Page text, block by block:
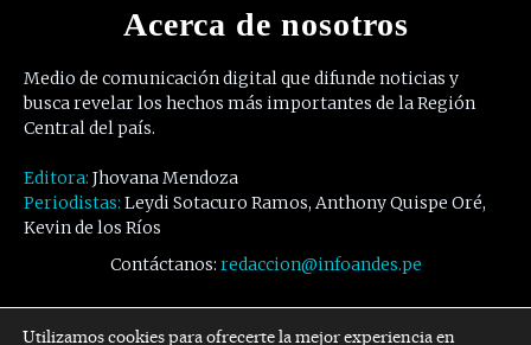
Acerca de nosotros
Medio de comunicación digital que difunde noticias y
busca revelar los hechos más importantes de la Región
Central del país.
Editora: Jhovana Mendoza
Periodistas: Leydi Sotacuro Ramos, Anthony Quispe Oré,
Kevin de los Ríos
Contáctanos: redaccion@infoandes.pe
Síguenos
Utilizamos cookies para ofrecerte la mejor experiencia en